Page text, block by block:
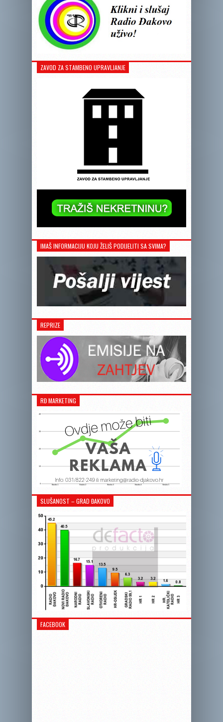
ZAVOD ZA STAMBENO UPRAVLJANJE
IMAŠ INFORMACIJU KOJU ŽELIŠ PODIJELITI SA SVIMA?
REPRIZE
RĐ MARKETING
SLUŠANOST – GRAD ĐAKOVO
FACEBOOK